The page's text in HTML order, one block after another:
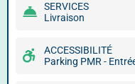
SERVICES
Livraison
ACCESSIBILITÉ
Parking PMR -